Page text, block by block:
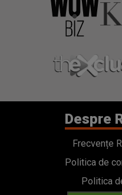
Despre
Frecvențe
Politica de
Politica